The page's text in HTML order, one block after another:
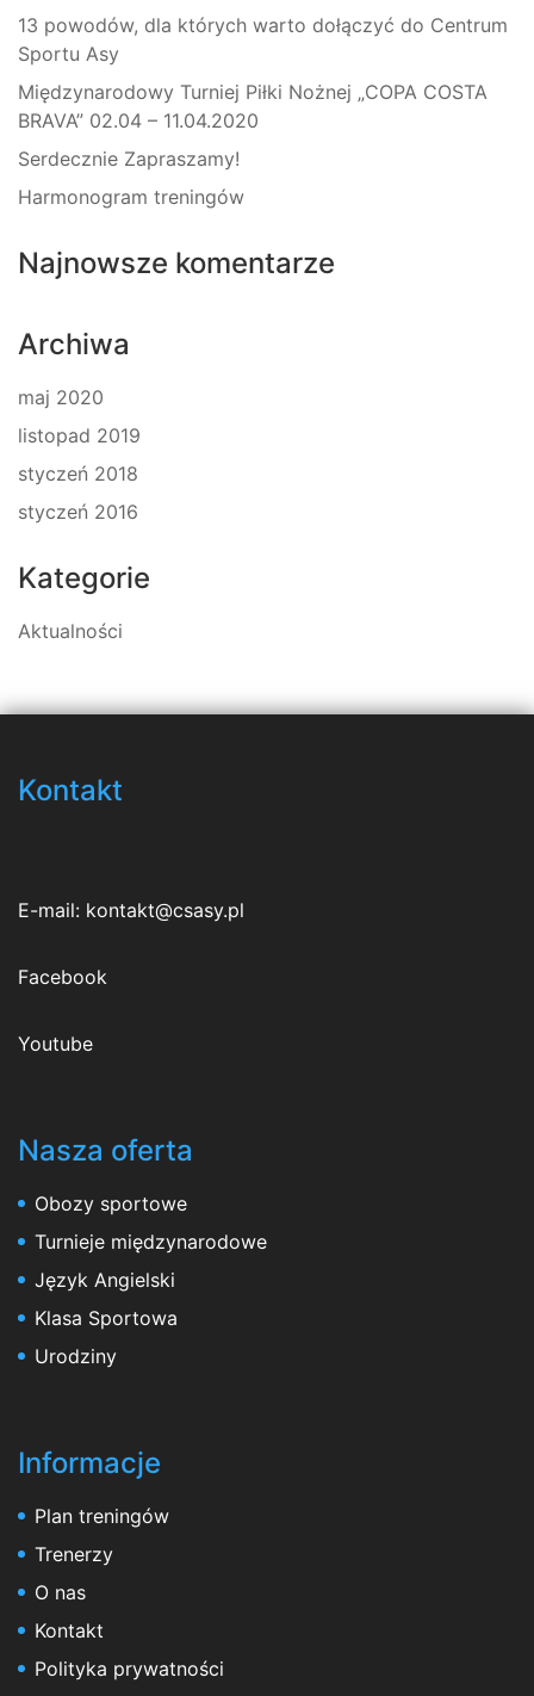
13 powodów, dla których warto dołączyć do Centrum
Sportu Asy
Międzynarodowy Turniej Piłki Nożnej „COPA COSTA
BRAVA” 02.04 – 11.04.2020
Serdecznie Zapraszamy!
Harmonogram treningów
Najnowsze komentarze
Archiwa
maj 2020
listopad 2019
styczeń 2018
styczeń 2016
Kategorie
Aktualności
Kontakt
E-mail: kontakt@csasy.pl
Facebook
Youtube
Nasza oferta
Obozy sportowe
Turnieje międzynarodowe
Język Angielski
Klasa Sportowa
Urodziny
Informacje
Plan treningów
Trenerzy
O nas
Kontakt
Polityka prywatności